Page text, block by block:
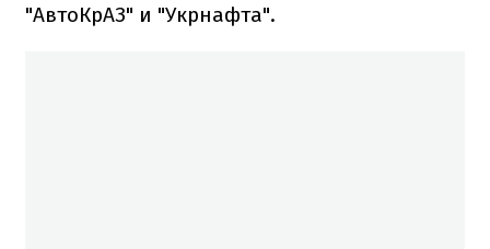
"АвтоКрАЗ" и "Укрнафта".